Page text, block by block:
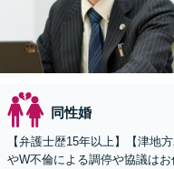
同性婚
【弁護士歴15年以上】【津地
やW不倫による調停や協議は